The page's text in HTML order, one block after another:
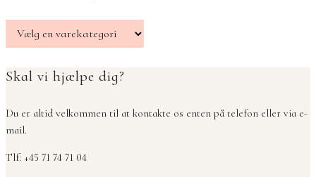
Skal vi hjælpe dig?
Du er altid velkommen til at kontakte os enten på telefon eller via e-
mail.
Tlf: +45 71 74 71 04